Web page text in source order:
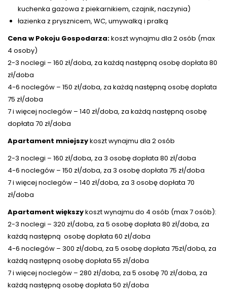
kuchenka gazowa z piekarnikiem, czajnik, naczynia)
łazienka z prysznicem, WC, umywalką i pralką
Cena w Pokoju Gospodarza:koszt wynajmu dla 2 osób (max
4 osoby)
2-3 noclegi – 160 zł/doba, za każdą następną osobę dopłata 80
zł/doba
4-6 noclegów – 150 zł/doba, za każdą następną osobę dopłata
75 zł/doba
7 i więcej noclegów – 140 zł/doba, za każdą następną osobę
dopłata 70 zł/doba
Apartament mniejszykoszt wynajmu dla 2 osób
2-3 noclegi – 160 zł/doba, za 3 osobę dopłata 80 zł/doba
4-6 noclegów – 150 zł/doba, za 3 osobę dopłata 75 zł/doba
7 i więcej noclegów – 140 zł/doba, za 3 osobę dopłata 70
zł/doba
Apartament większykoszt wynajmu do 4 osób (max 7 osób):
2-3 noclegi – 320 zł/doba, za 5 osobę dopłata 80 zł/doba, za
każdą następną osobę dopłata 60 zł/doba
4-6 noclegów – 300 zł/doba, za 5 osobę dopłata 75zł/doba, za
każdą następną osobę dopłata 55 zł/doba
7 i więcej noclegów – 280 zł/doba, za 5 osobę 70 zł/doba, za
każdą następną osobę dopłata 50 zł/doba